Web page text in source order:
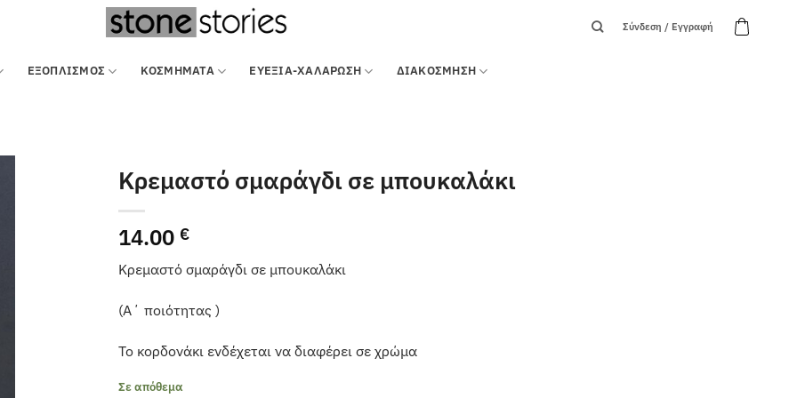
Σύνδεση / Εγγραφή
ΕΞΟΠΛΙΣΜΌΣ ΚΟΣΜΗΜΑΤΑ ΕΥΕΞΙΑ-ΧΑΛΑΡΩΣΗ ΔΙΑΚΟΣΜΗΣΗ
Κρεμαστό σμαράγδι σε μπουκαλάκι
14.00 €
Κρεμαστό σμαράγδι σε μπουκαλάκι
(Α΄ ποιότητας )
Το κορδονάκι ενδέχεται να διαφέρει σε χρώμα
Σε απόθεμα